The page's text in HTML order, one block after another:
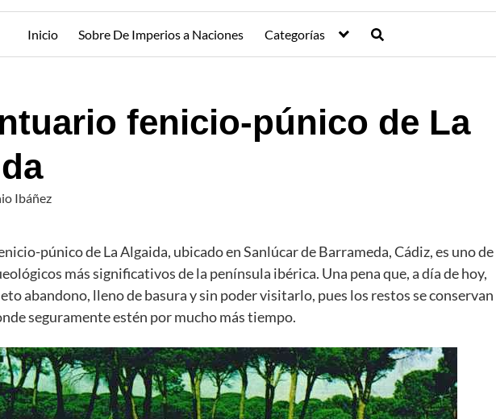
Inicio Sobre De Imperios a Naciones Categorías
fenicio-púnico de La
Ibáñez
púnico de La Algaida, ubicado en Sanlúcar de Barrameda, Cádiz, es uno de
más significativos de la península ibérica. Una pena que, a día de hoy,
abandono, lleno de basura y sin poder visitarlo, pues los restos se conservan
seguramente estén por mucho más tiempo.